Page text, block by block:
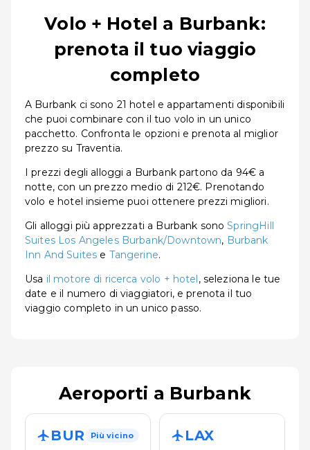
Volo + Hotel a Burbank:
prenota il tuo viaggio
completo
A Burbank ci sono 21 hotel e appartamenti disponibili
che puoi combinare con il tuo volo in un unico
pacchetto. Confronta le opzioni e prenota al miglior
prezzo su Traventia.
I prezzi degli alloggi a Burbank partono da 94€ a
notte, con un prezzo medio di 212€. Prenotando
volo e hotel insieme puoi ottenere prezzi migliori.
Gli alloggi più apprezzati a Burbank sonoSpringHill
Suites Los Angeles Burbank/Downtown, Burbank
Inn And Suites e Tangerine.
Usa il motore di ricerca volo + hotel, seleziona le tue
date e il numero di viaggiatori, e prenota il tuo
viaggio completo in un unico passo.
Aeroporti a Burbank
BUR Più vicino LAX